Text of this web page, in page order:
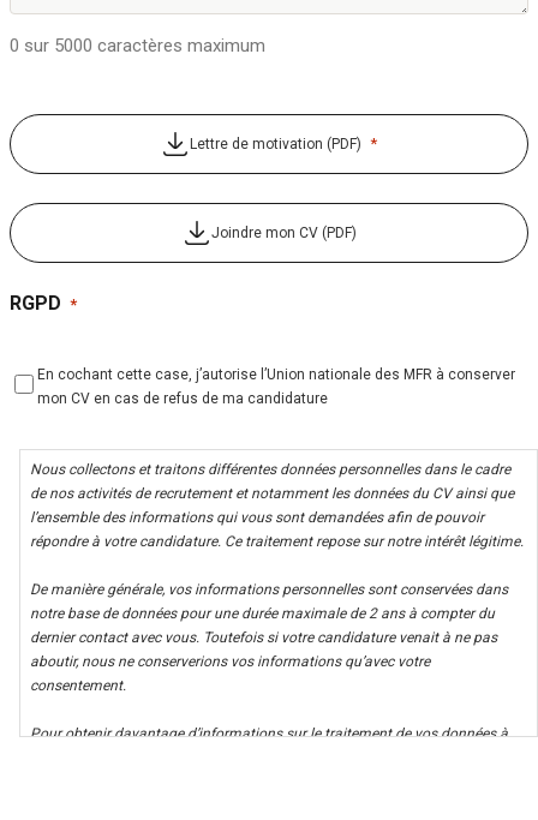
0 sur 5000 caractères maximum
Lettre de motivation (PDF) *
Joindre mon CV (PDF)
RGPD *
En cochant cette case, j’autorise l’Union nationale des MFR à conserver
mon CV en cas de refus de ma candidature
Nous collectons et traitons différentes données personnelles dans le cadre
de nos activités de recrutement et notamment les données du CV ainsi que
l’ensemble des informations qui vous sont demandées afin de pouvoir
répondre à votre candidature. Ce traitement repose sur notre intérêt légitime.
De manière générale, vos informations personnelles sont conservées dans
notre base de données pour une durée maximale de 2 ans à compter du
dernier contact avec vous. Toutefois si votre candidature venait à ne pas
aboutir, nous ne conserverions vos informations qu’avec votre
consentement.
Pour obtenir davantage d’informations sur le traitement de vos données à